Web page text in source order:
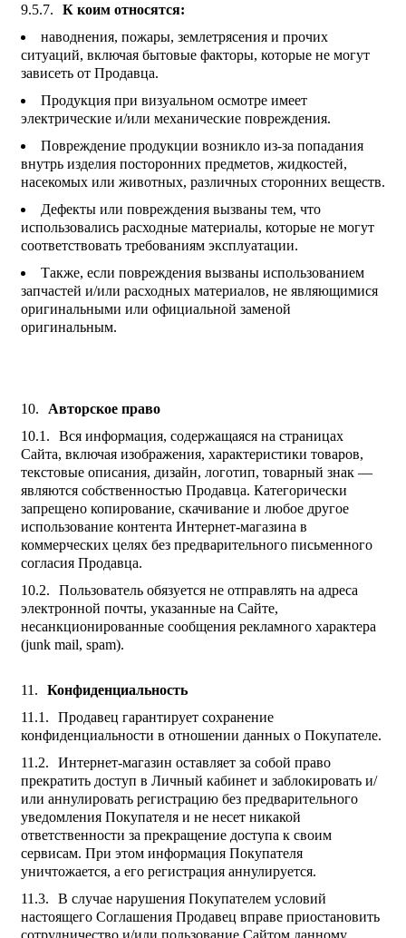
К коим относятся:
наводнения, пожары, землетрясения и прочих
ситуаций, включая бытовые факторы, которые не могут
зависеть от Продавца.
Продукция при визуальном осмотре имеет
электрические и/или механические повреждения.
Повреждение продукции возникло из-за попадания
внутрь изделия посторонних предметов, жидкостей,
насекомых или животных, различных сторонних веществ.
Дефекты или повреждения вызваны тем, что
использовались расходные материалы, которые не могут
соответствовать требованиям эксплуатации.
Также, если повреждения вызваны использованием
запчастей и/или расходных материалов, не являющимися
оригинальными или официальной заменой
оригинальным.
Авторское право
Вся информация, содержащаяся на страницах
Сайта, включая изображения, характеристики товаров,
текстовые описания, дизайн, логотип, товарный знак —
являются собственностью Продавца. Категорически
запрещено копирование, скачивание и любое другое
использование контента Интернет-магазина в
коммерческих целях без предварительного письменного
согласия Продавца.
Пользователь обязуется не отправлять на адреса
электронной почты, указанные на Сайте,
несанкционированные сообщения рекламного характера
(junk mail, spam).
Конфиденциальность
Продавец гарантирует сохранение
конфиденциальности в отношении данных о Покупателе.
Интернет-магазин оставляет за собой право
прекратить доступ в Личный кабинет и заблокировать и/
или аннулировать регистрацию без предварительного
уведомления Покупателя и не несет никакой
ответственности за прекращение доступа к своим
сервисам. При этом информация Покупателя
уничтожается, а его регистрация аннулируется.
В случае нарушения Покупателем условий
настоящего Соглашения Продавец вправе приостановить
сотрудничество и/или пользование Сайтом данному